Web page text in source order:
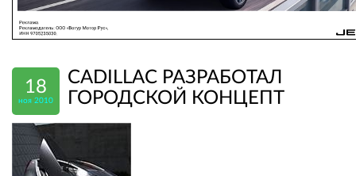
18
ноя 2010
CADILLAC РАЗРАБОТАЛ
ГОРОДСКОЙ КОНЦЕПТ